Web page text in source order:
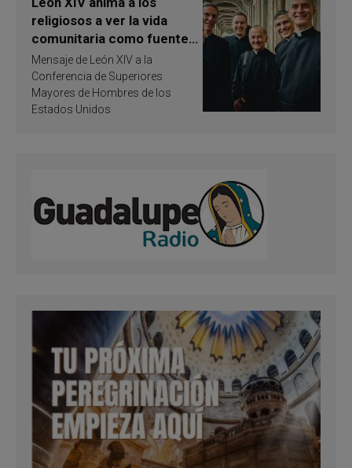
religiosos a ver la vida
comunitaria como fuente
de inspiración y
santificación
Mensaje de León XIV a la
Conferencia de Superiores
Mayores de Hombres de los
Estados Unidos